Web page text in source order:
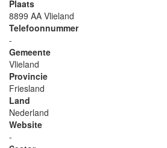
Plaats
8899 AA Vlieland
Telefoonnummer
-
Gemeente
Vlieland
Provincie
Friesland
Land
Nederland
Website
-